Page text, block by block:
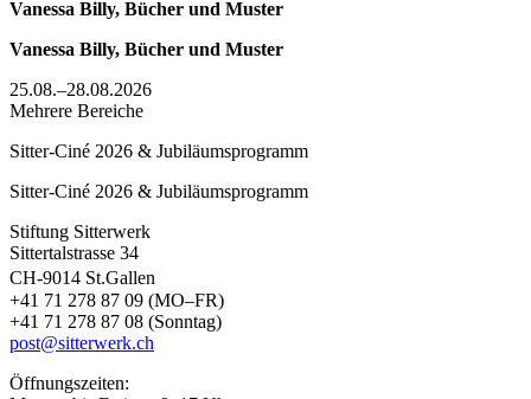
Vanessa Billy, Bücher und Muster
Vanessa Billy, Bücher und Muster
25.08.–28.08.2026
Mehrere Bereiche
Sitter-Ciné 2026 & Jubiläumsprogramm
Sitter-Ciné 2026 & Jubiläumsprogramm
Stiftung Sitterwerk
Sittertalstrasse 34
CH-9014 St.Gallen
+41 71 278 87 09 (MO–FR)
+41 71 278 87 08 (Sonntag)
post@sitterwerk.ch
Öffnungszeiten: